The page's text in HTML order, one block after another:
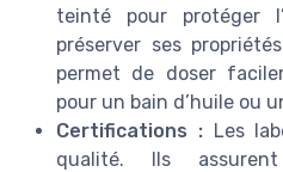
teinté pour protéger
préserver ses
permet de doser
pour un bain d’huile ou
Certifications :Les
qualité. Ils